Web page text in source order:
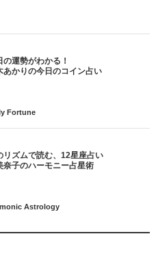
の運勢がわかる！
リズムで読む、12星座占い